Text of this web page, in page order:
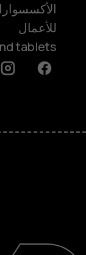
للأعمال
tablets
Facebook